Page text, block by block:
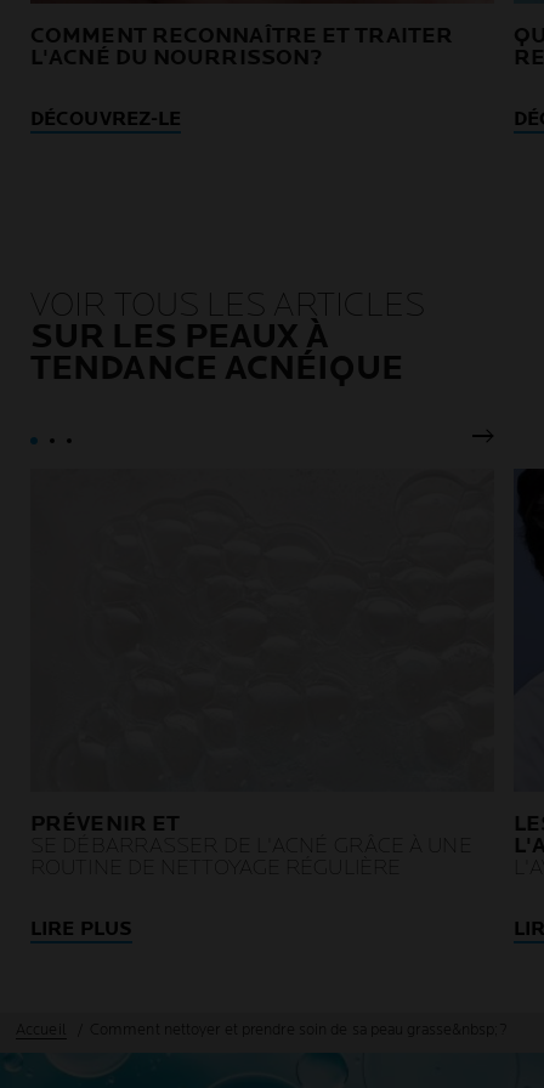
COMMENT RECONNAÎTRE ET TRAITER
L'ACNÉ DU NOURRISSON?
DÉCOUVREZ-LE
VOIR TOUS LES ARTICLES
SUR LES PEAUX À
TENDANCE ACNÉIQUE
PRÉVENIR ET
LIRE PLUS